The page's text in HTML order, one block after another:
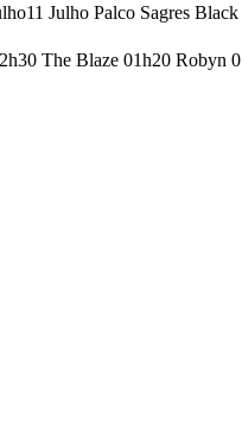
Julho Palco Sagres Black
The Blaze 01h20 Robyn